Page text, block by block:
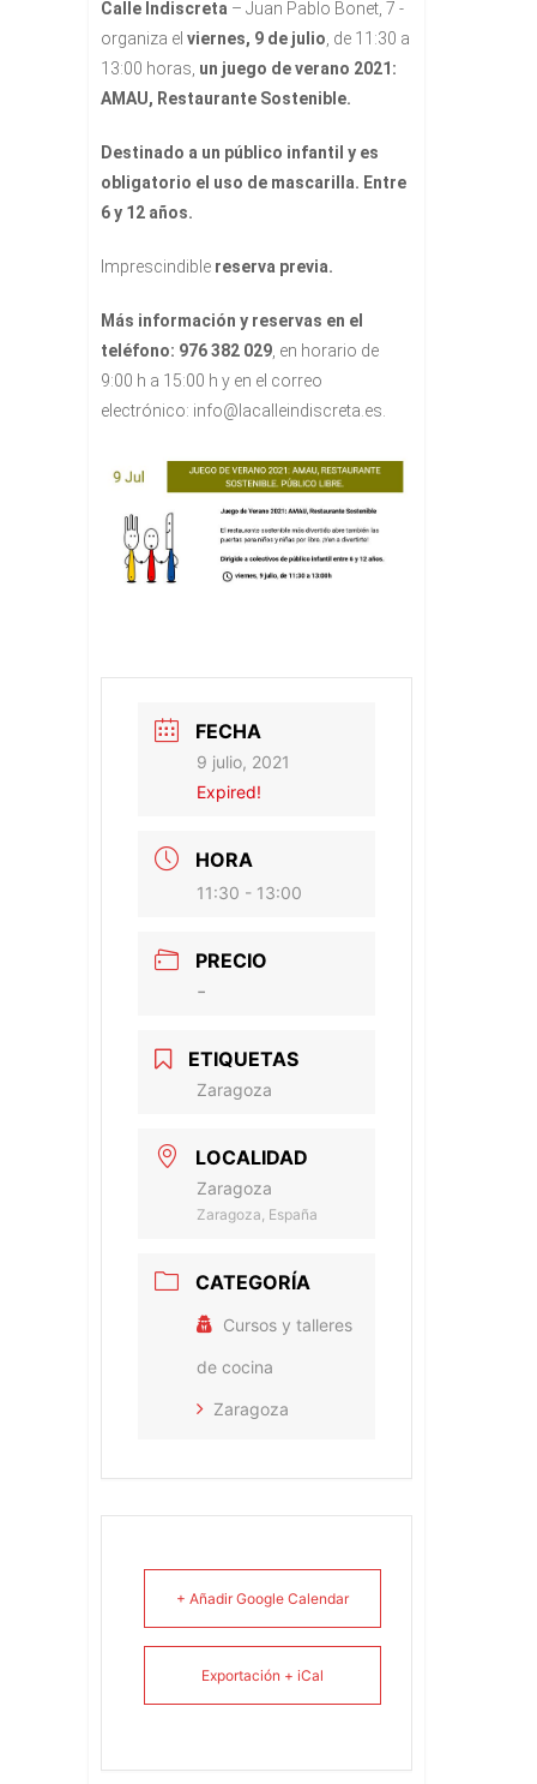
Calle Indiscreta – Juan Pablo Bonet, 7 -
organiza el viernes, 9 de julio, de 11:30 a
13:00 horas, un juego de verano 2021:
AMAU, Restaurante Sostenible.
Destinado a un público infantil y es
obligatorio el uso de mascarilla. Entre
6 y 12 años.
Imprescindible reserva previa.
Más información y reservas en el
teléfono: 976 382 029, en horario de
9:00 h a 15:00 h y en el correo
electrónico: info@lacalleindiscreta.es.
FECHA
9 julio, 2021
Expired!
HORA
11:30 - 13:00
PRECIO
-
ETIQUETAS
Zaragoza
LOCALIDAD
Zaragoza
Zaragoza, España
CATEGORÍA
Cursos y talleres
de cocina
Zaragoza
+ Añadir Google Calendar
Exportación + iCal